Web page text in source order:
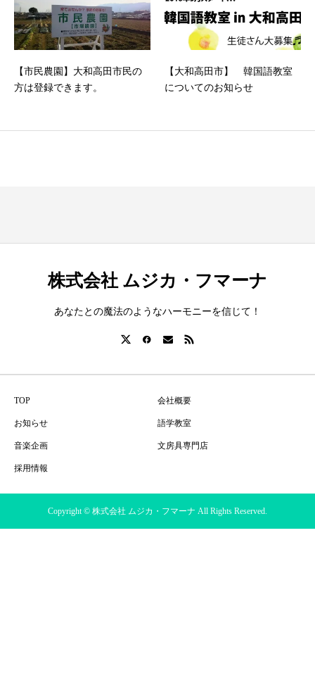
【市民農園】大和高田市民の
方は登録できます。
【大和高田市】 韓国語教室
についてのお知らせ
株式会社 ムジカ・フマーナ
あなたとの魔法のようなハーモニーを信じて！
TOP 会社概要
お知らせ 語学教室
音楽企画 文房具専門店
採用情報
Copyright © 株式会社 ムジカ・フマーナ All Rights Reserved.